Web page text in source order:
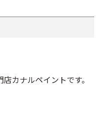
カナルペイントです。